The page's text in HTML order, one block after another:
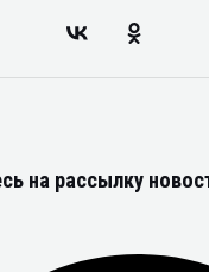
на рассылку